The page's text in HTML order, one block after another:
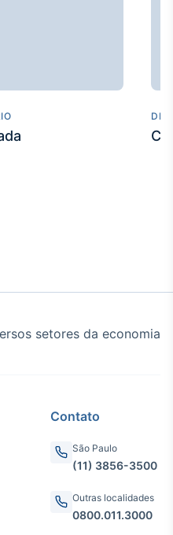
setores da economia
Contato
São Paulo
(11) 3856-3500
Outras localidades
0800.011.3000